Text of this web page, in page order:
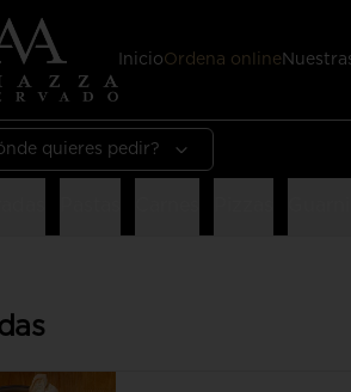
InicioOrdena online
quieres pedir?